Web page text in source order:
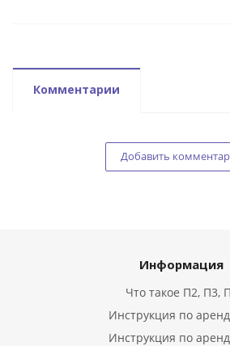
Комментарии
Добавить
Информация
Что такое П2, П3,
Инструкция по
Инструкция по